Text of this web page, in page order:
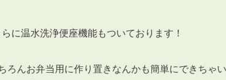
に温水洗浄便座機能もついております！
ろんお弁当用に作り置きなんかも簡単にできちゃい